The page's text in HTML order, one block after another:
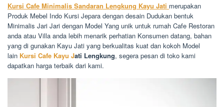
Kursi Cafe Minimalis Sandaran Lengkung Kayu Jati merupakan
Produk Mebel Indo Kursi Jepara dengan desain Dudukan bentuk
Minimalis Jari Jari dengan Model Yang unik untuk rumah Cafe Restoran
anda atau Villa anda lebih menarik perhatian Konsumen datang, bahan
yang di gunakan Kayu Jati yang berkualitas kuat dan kokoh Model
lain Kursi Cafe Kayu Jati Lengkung, segera pesan di toko kami
dapatkan harga terbaik dari kami.